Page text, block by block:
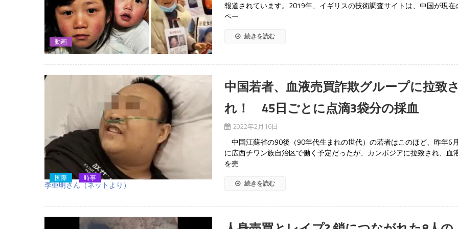
動画
報道されています。2019年、イギリスの技術調査サイトは、中国が現在
ペー
続きを読む
李亜明さん（ネットより）
国際 時事
中国若者、血液売買詐欺グループに拉致さ
れ！ 45日ごとに点滴3袋分の採血
2022年2月16日
中国江蘇省の90後（90年代生まれの世代）の若者はこのほど、昨年6月
に広西チワン族自治区で働く予定だったが、カンボジアに拉致され、血
を売
続きを読む